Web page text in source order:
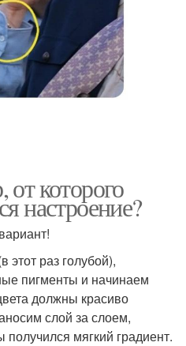
которого
настроение?
этот раз голубой),
пигменты и начинаем
должны красиво
слой за слоем,
получился мягкий градиент.